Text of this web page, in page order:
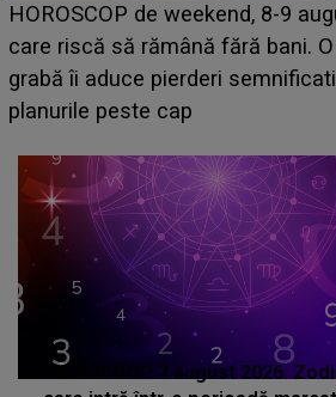
Emanuel a ținut ACEST DETALIU
acum! În fața Alexandrei,
face o MĂRTURISIRE
sa: "I-am spus și ei în față, eu nu
HOROSCOP 7 august 2026.